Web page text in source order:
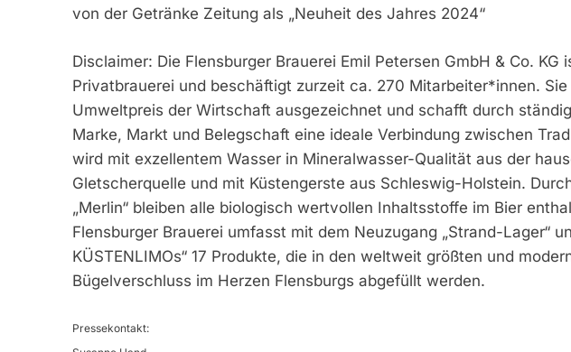
von der Getränke Zeitung als „Neuheit des Jahres 2024“
Disclaimer: Die Flensburger Brauerei Emil Petersen GmbH & Co.
Privatbrauerei und beschäftigt zurzeit ca. 270 Mitarbeiter*innen.
Umweltpreis der Wirtschaft ausgezeichnet und schafft durch
Marke, Markt und Belegschaft eine ideale Verbindung zwischen
wird mit exzellentem Wasser in Mineralwasser-Qualität aus der
Gletscherquelle und mit Küstengerste aus Schleswig-Holstein.
„Merlin“ bleiben alle biologisch wertvollen Inhaltsstoffe im Bier
Flensburger Brauerei umfasst mit dem Neuzugang „Strand-Lager“
KÜSTENLIMOs“ 17 Produkte, die in den weltweit größten und
Bügelverschluss im Herzen Flensburgs abgefüllt werden.
Pressekontakt: